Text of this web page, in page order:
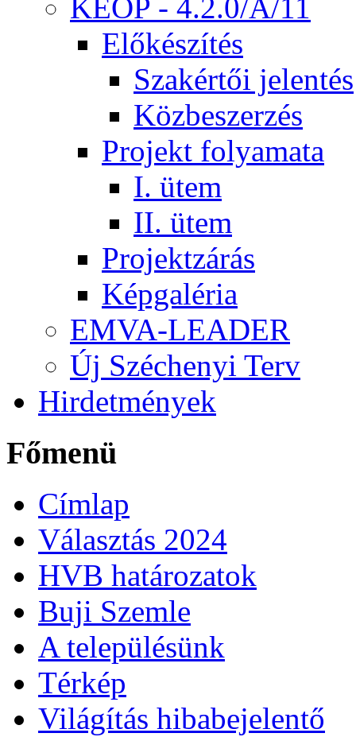
KEOP - 4.2.0/A/11
Előkészítés
Szakértői jelentés
Közbeszerzés
Projekt folyamata
I. ütem
II. ütem
Projektzárás
Képgaléria
EMVA-LEADER
Új Széchenyi Terv
Hirdetmények
Főmenü
Címlap
Választás 2024
HVB határozatok
Buji Szemle
A településünk
Térkép
Világítás hibabejelentő